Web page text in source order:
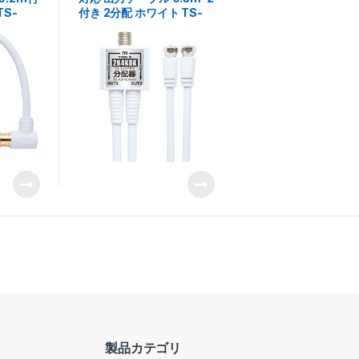
付き 2分配 ホワイト TS-
製品カテゴリ